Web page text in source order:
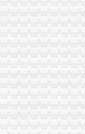
纪检监察系统分论坛
作确保扶持资金安全
门文艺展演第一名
展
导农民工创就业
型机关建设
地户外公开赛
报》作出批示
企业发展工作提出五点要求